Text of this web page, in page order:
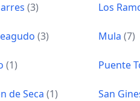
(3) Los
(3) Mula (7)
(1) Puente
de Seca (1) San